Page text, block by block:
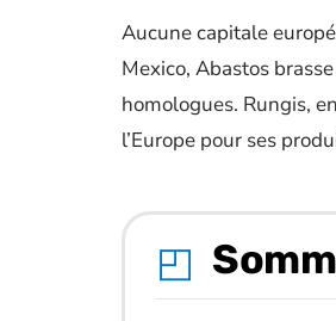
Aucune capitale
Mexico, Abastos
homologues. Rungis,
l’Europe pour ses